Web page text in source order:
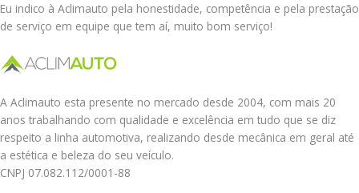
Eu indico à Aclimauto pela honestidade, competência e pela prestação
de serviço em equipe que tem aí, muito bom serviço!
A Aclimauto esta presente no mercado desde 2004, com mais 20
anos trabalhando com qualidade e excelência em tudo que se diz
respeito a linha automotiva, realizando desde mecânica em geral até
a estética e beleza do seu veículo.
CNPJ 07.082.112/0001-88